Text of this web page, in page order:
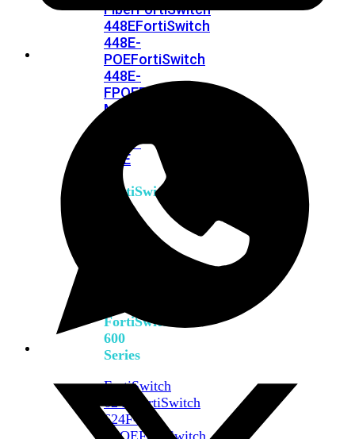
FiberFortiSwitch
448EFortiSwitch
448E-
POEFortiSwitch
448E-
FPOEFortiSwitch
M426E-
424F-
POE
FortiSwitch
FortiSwitch
600
Series
FortiSwitch
624F
FortiSwitch
624F-
FPOEFortiSwitch